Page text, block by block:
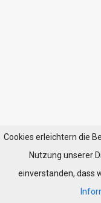
Cookies erleichtern die
Nutzung unserer
einverstanden, dass